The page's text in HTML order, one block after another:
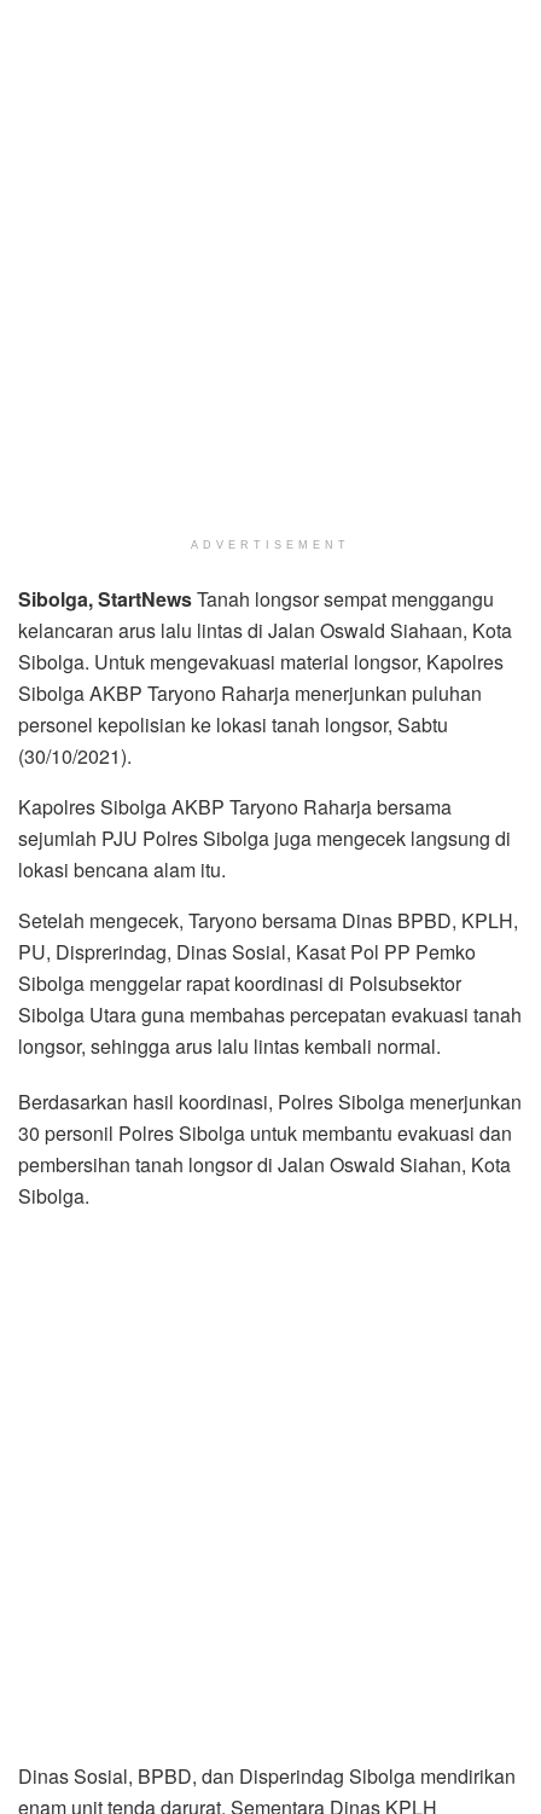
ADVERTISEMENT
Sibolga, StartNewsTanah longsor sempat menggangu
kelancaran arus lalu lintas di Jalan Oswald Siahaan, Kota
Sibolga. Untuk mengevakuasi material longsor, Kapolres
Sibolga AKBP Taryono Raharja menerjunkan puluhan
personel kepolisian ke lokasi tanah longsor, Sabtu
(30/10/2021).
Kapolres Sibolga AKBP Taryono Raharja bersama
sejumlah PJU Polres Sibolga juga mengecek langsung di
lokasi bencana alam itu.
Setelah mengecek, Taryono bersama Dinas BPBD, KPLH,
PU, Disprerindag, Dinas Sosial, Kasat Pol PP Pemko
Sibolga menggelar rapat koordinasi di Polsubsektor
Sibolga Utara guna membahas percepatan evakuasi tanah
longsor, sehingga arus lalu lintas kembali normal.
Berdasarkan hasil koordinasi, Polres Sibolga menerjunkan
30 personil Polres Sibolga untuk membantu evakuasi dan
pembersihan tanah longsor di Jalan Oswald Siahan, Kota
Sibolga.
Dinas Sosial, BPBD, dan Disperindag Sibolga mendirikan
enam unit tenda darurat. Sementara Dinas KPLH